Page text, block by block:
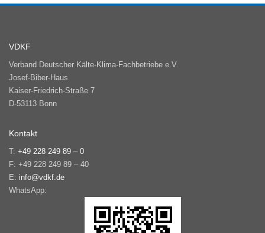
VDKF
Verband Deutscher Kälte-Klima-Fachbetriebe e.V.
Josef-Biber-Haus
Kaiser-Friedrich-Straße 7
D-53113 Bonn
Kontakt
T: +49 228 249 89 – 0
F: +49 228 249 89 – 40
E: info@vdkf.de
WhatsApp: